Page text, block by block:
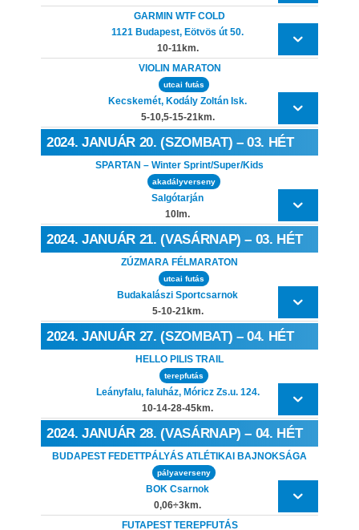
GARMIN WTF COLD
1121 Budapest, Eötvös út 50.
10-11km.
VIOLIN MARATON
utcai futás
Kecskemét, Kodály Zoltán Isk.
5-10,5-15-21km.
2024. JANUÁR 20. (SZOMBAT) – 03. HÉT
SPARTAN – Winter Sprint/Super/Kids
akadályverseny
Salgótarján
10lm.
2024. JANUÁR 21. (VASÁRNAP) – 03. HÉT
ZÚZMARA FÉLMARATON
utcai futás
Budakalászi Sportcsarnok
5-10-21km.
2024. JANUÁR 27. (SZOMBAT) – 04. HÉT
HELLO PILIS TRAIL
terepfutás
Leányfalu, faluház, Móricz Zs.u. 124.
10-14-28-45km.
2024. JANUÁR 28. (VASÁRNAP) – 04. HÉT
BUDAPEST FEDETTPÁLYÁS ATLÉTIKAI BAJNOKSÁGA
pályaverseny
BOK Csarnok
0,06÷3km.
FUTAPEST TEREPFUTÁS